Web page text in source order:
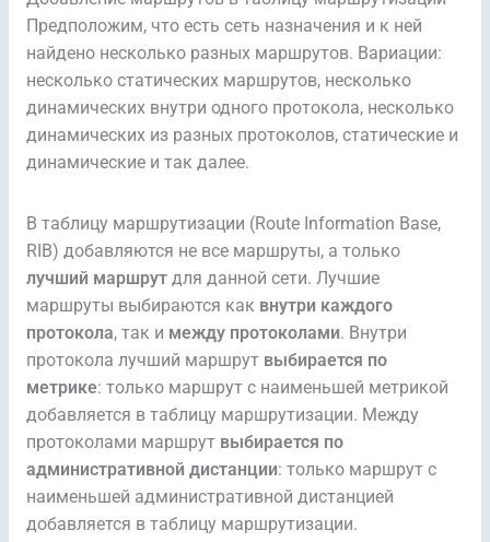
Предположим, что есть сеть назначения и к ней
найдено несколько разных маршрутов. Вариации:
несколько статических маршрутов, несколько
динамических внутри одного протокола, несколько
динамических из разных протоколов, статические и
динамические и так далее.
В таблицу маршрутизации (Route Information Base,
RIB) добавляются не все маршруты, а только
лучший маршрут для данной сети. Лучшие
маршруты выбираются как внутри каждого
протокола, так и между протоколами. Внутри
протокола лучший маршрут выбирается по
метрике: только маршрут с наименьшей метрикой
добавляется в таблицу маршрутизации. Между
протоколами маршрут выбирается по
административной дистанции: только маршрут с
наименьшей административной дистанцией
добавляется в таблицу маршрутизации.